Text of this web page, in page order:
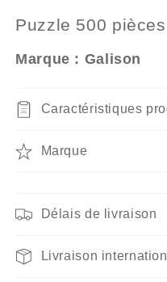
Pièces
Galison
au
d&#39;Attractions
Pièces
Galison
au
Puzzle 500
Marque : Galison
Caractéristiques
Marque
Délais de livraison
Livraison